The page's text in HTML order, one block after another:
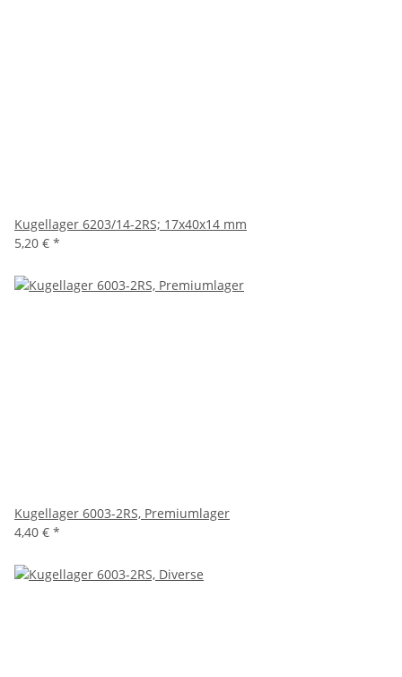
Kugellager 6203/14-2RS; 17x40x14 mm
5,20 € *
Kugellager 6003-2RS, Premiumlager
4,40 € *